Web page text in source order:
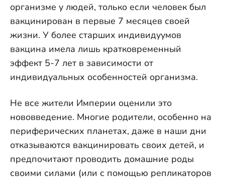
организме у людей, только если человек был
вакцинирован в первые 7 месяцев своей
жизни. У более старших индивидуумов
вакцина имела лишь кратковременный
эффект 5-7 лет в зависимости от
индивидуальных особенностей организма.
Не все жители Империи оценили это
нововведение. Многие родители, особенно на
периферических планетах, даже в наши дни
отказываются вакцинировать своих детей, и
предпочитают проводить домашние роды
своими силами (или с помощью репликаторов